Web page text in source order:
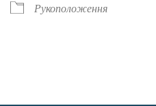
Рукоположення